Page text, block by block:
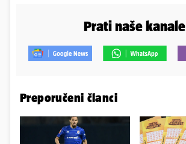
Prati naše kanale
Preporučeni članci